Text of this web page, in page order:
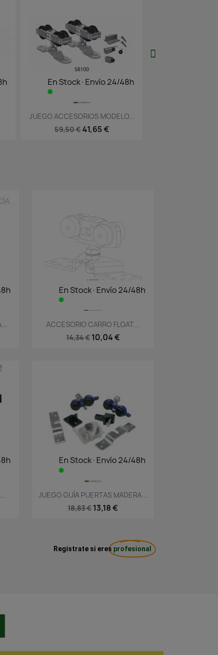
24/48h
rápidaMODELO...
¡Últimas Unidades!
Vista rápida
JUEGO ACCESORIOS PLETINA...
En Stock·Envío 24/48h
Vista rápida
ACCESORIO CARRO FLOAT...
14,34 € 10,04 €
En Stock·Envío 24/48h
Vista rápida
JUEGO GUÍA PUERTAS MADERA...
18,83 € 13,18 €
Regístrate si eres profesional